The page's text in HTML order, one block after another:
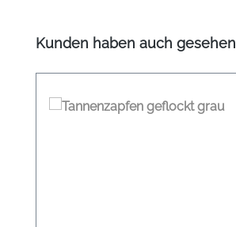
Produktgalerie überspringen
Kunden haben auch gesehen